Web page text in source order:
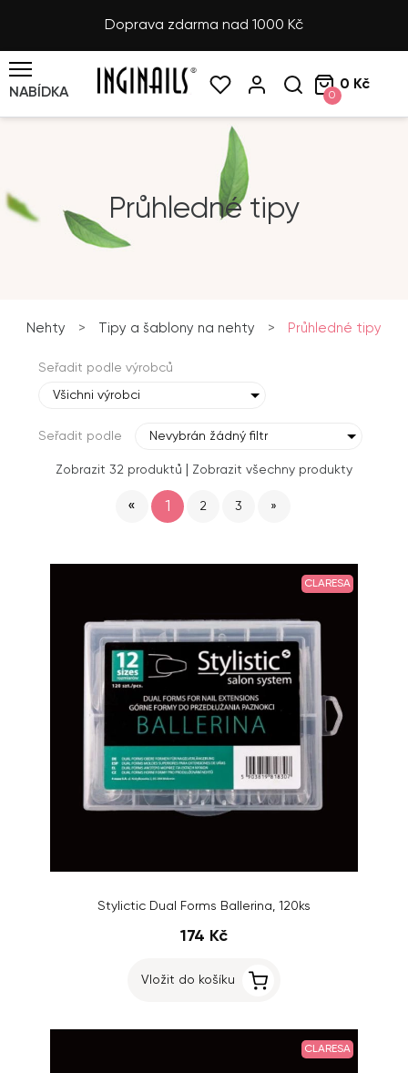
Doprava zdarma nad 1000 Kč
NABÍDKA 0
0 Kč
Průhledné tipy
Nehty > Tipy a šablony na nehty > Průhledné tipy
Seřadit podle výrobců
Všichni výrobci
Seřadit podle Nevybrán žádný filtr
Zobrazit 32 produktů Zobrazit všechny produkty
« 1 2 3 »
CLARESA
Stylictic Dual Forms Ballerina, 120ks
174 Kč
Vložit do košíku
CLARESA